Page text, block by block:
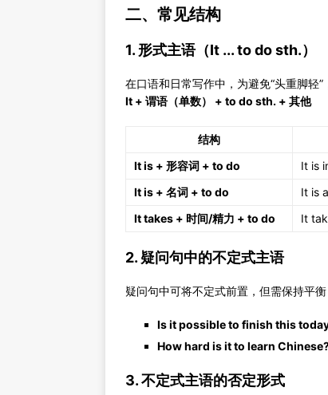
二、常见结构
1. 形式主语（It ... to do sth.）
在口语和日常写作中，为避免“头重脚轻”
It + 谓语（单数） + to do sth. + 其他
结构
It is + 形容词 + to do
It is
It is + 名词 + to do
It is
It takes + 时间/精力 + to do
It
2. 疑问句中的不定式主语
疑问句中可将不定式前置，但需保持平衡
Is it possible to finish this
How hard is it to learn
3. 不定式主语的否定形式